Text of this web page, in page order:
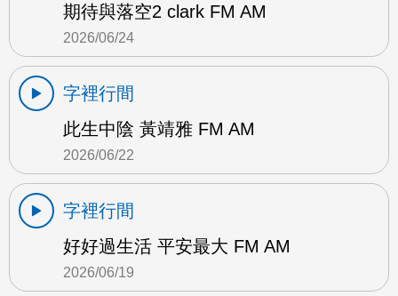
期待與落空2 clark FM AM
2026/06/24
字裡行間
此生中陰 黃靖雅 FM AM
2026/06/22
字裡行間
好好過生活 平安最大 FM AM
2026/06/19